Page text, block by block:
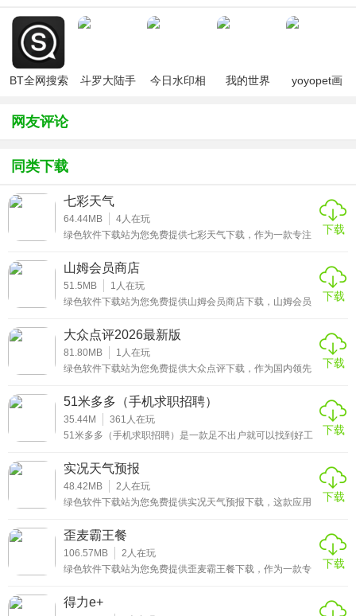
BT全网搜索
斗罗大陆手
今日水印相
我的世界
yoyopet画
网友评论
同类下载
七彩天气
64.44MB 4人在玩
绿色软件下载站为您免费提供七彩天气下载，作为一款专注
用户提供精准全面的天气信息查询服务。无论是日常出行规
划、户外作业安排还是长途旅行准备，用户都能通过这款软
件快速获取实时气温、湿度、风向风力、降水概率等核心气
象数据，提前做好应对各类天气状况的准备。
下载
山姆会员商店
51.5MB 1 人在玩
绿色软件下载站为您免费提供山姆会员商店下载，山姆会员
托全球供应链优势，为会员提供涵盖生鲜、家电、母婴、美
妆等全品类的4000多种精选商品。
下载
大众点评2026最新版
81.80MB 1 人在玩
绿色软件下载站为您免费提供大众点评下载，作为国内领先
乐、丽人等海量生活场景，能为用户提供真实可信的消费评
价、精准的商户推荐以及便捷的在线预订服务。
下载
51米多多（手机求职招聘）
35.44M 361 人在玩
51米多多（手机求职招聘）是一款足不出户就可以找到好工
业招聘信息，工资高，可包吃住，五险一金，有良好的福
利。无论是企业用户还是个人用户，你都可以在这里找到你
需要的、优秀的人才和可靠的工作，在这里等着你。
下载
实况天气预报
48.42MB 2 人在玩
绿色软件下载站为您免费提供实况天气预报下载，这款应用
用户日常出行、生活安排等多方面的天气查询需求。无论是
想了解当前的实时温度、湿度，还是未来几天的天气趋势，
它都能为您及时呈现。
下载
歪麦霸王餐
106.57MB 2 人在玩
绿色软件下载站为您免费提供歪麦霸王餐下载，作为一款专
用户口味偏好与商家促销需求，为消费者打造了一个集美食
探索、优惠获取、到店体验于一体的综合性服务入口。
下载
得力e+